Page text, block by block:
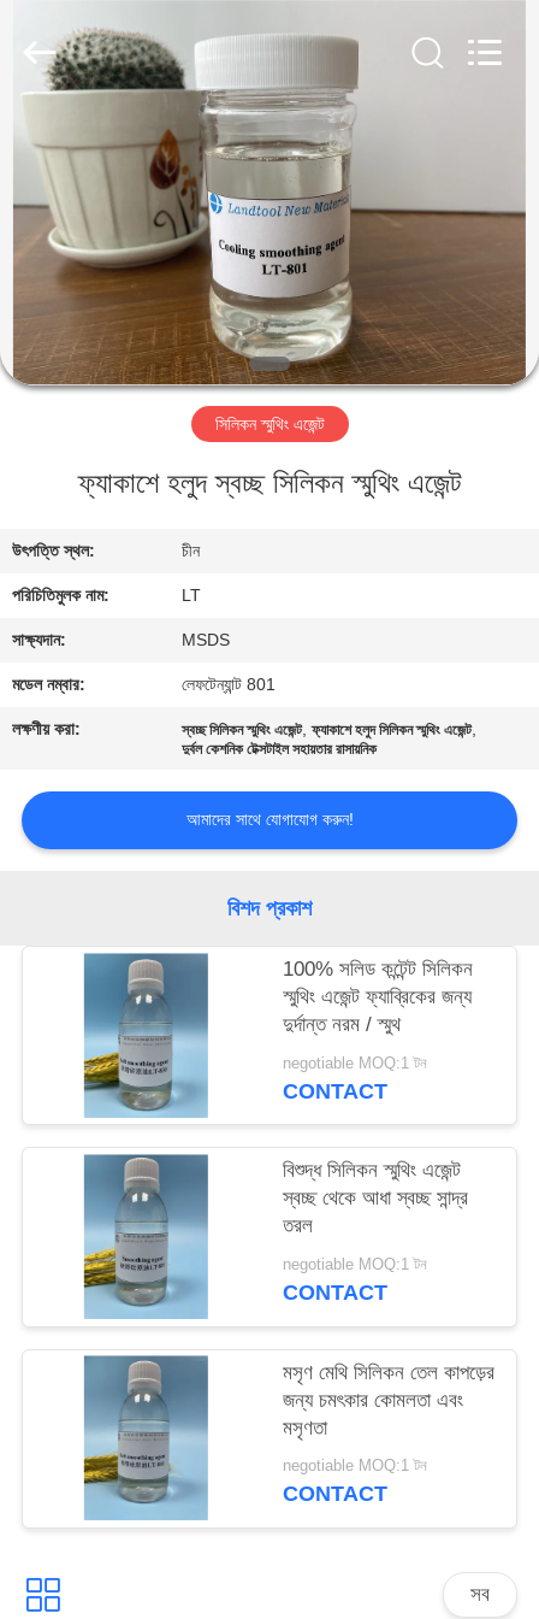
পণ্য
আমাদের
কারখানা
নিয়ন্ত্রণ
যোগাযোগ
করুন
উদ্ধৃতির
PRIVACY
POLICY
Rights
সিলিকন স্মুথিং এজেন্ট
ফ্যাকাশে হলুদ স্বচ্ছ সিলিকন স্মুথিং এজেন্ট
উৎপত্তি স্থল: চীন
পরিচিতিমুলক নাম: LT
সাক্ষ্যদান: MSDS
মডেল নম্বার: লেফটেন্যান্ট 801
লক্ষণীয় করা: স্বচ্ছ সিলিকন স্মুথিং এজেন্ট,ফ্যাকাশে হলুদ সিলিকন স্মুথিং এজেন্ট,
দুর্বল কেশনিক টেক্সটাইল সহায়তার রাসায়নিক
আমাদের সাথে যোগাযোগ করুন!
বিশদ প্রকাশ
100% সলিড কন্টেন্ট সিলিকন
স্মুথিং এজেন্ট ফ্যাব্রিকের জন্য
দুর্দান্ত নরম / স্মুথ
negotiable MOQ:1 টন
CONTACT
বিশুদ্ধ সিলিকন স্মুথিং এজেন্ট
স্বচ্ছ থেকে আধা স্বচ্ছ সান্দ্র
তরল
negotiable MOQ:1 টন
CONTACT
মসৃণ মেথি সিলিকন তেল কাপড়ের
জন্য চমৎকার কোমলতা এবং
মসৃণতা
negotiable MOQ:1 টন
CONTACT
সব